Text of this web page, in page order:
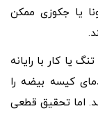
یا جکوزی ممکن
یا کار با رایانه
کیسه بیضه را
اما تحقیق قطعی